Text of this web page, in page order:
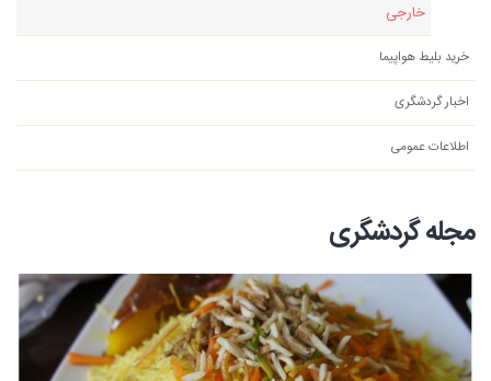
خارجی
خرید بلیط هواپیما
اخبار گردشگری
اطلاعات عمومی
مجله گردشگری